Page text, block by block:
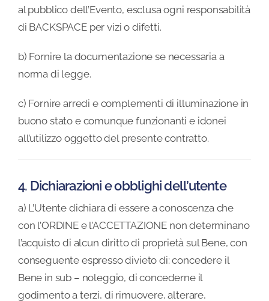
al pubblico dell’Evento, esclusa ogni responsabilità
di BACKSPACE per vizi o difetti.
b) Fornire la documentazione se necessaria a
norma di legge.
c) Fornire arredi e complementi di illuminazione in
buono stato e comunque funzionanti e idonei
all’utilizzo oggetto del presente contratto.
4. Dichiarazioni e obblighi dell’utente
a) L’Utente dichiara di essere a conoscenza che
con l’ORDINE e l’ACCETTAZIONE non determinano
l’acquisto di alcun diritto di proprietà sul Bene, con
conseguente espresso divieto di: concedere il
Bene in sub – noleggio, di concederne il
godimento a terzi, di rimuovere, alterare,